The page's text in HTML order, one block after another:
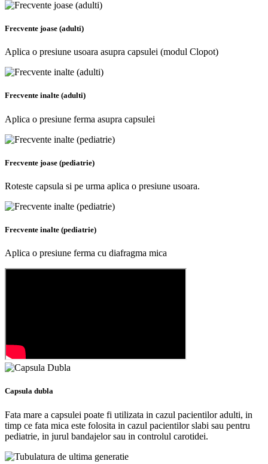
Frecvente joase (adulti)
Aplica o presiune usoara asupra capsulei (modul Clopot)
Frecvente inalte (adulti)
Aplica o presiune ferma asupra capsulei
Frecvente joase (pediatrie)
Roteste capsula si pe urma aplica o presiune usoara.
Frecvente inalte (pediatrie)
Aplica o presiune ferma cu diafragma mica
Capsula dubla
Fata mare a capsulei poate fi utilizata in cazul pacientilor adulti, in
timp ce fata mica este folosita in cazul pacientilor slabi sau pentru
pediatrie, in jurul bandajelor sau in controlul carotidei.